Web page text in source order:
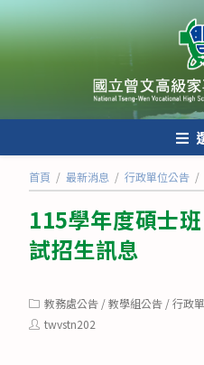
跳
轉
至
內
首頁 / 最新消息 / 行政單位公告 /
115學年度碩士
試招生訊息
Post
category:
教務處公告 /教學組公告 /行政
Posttwvstn202